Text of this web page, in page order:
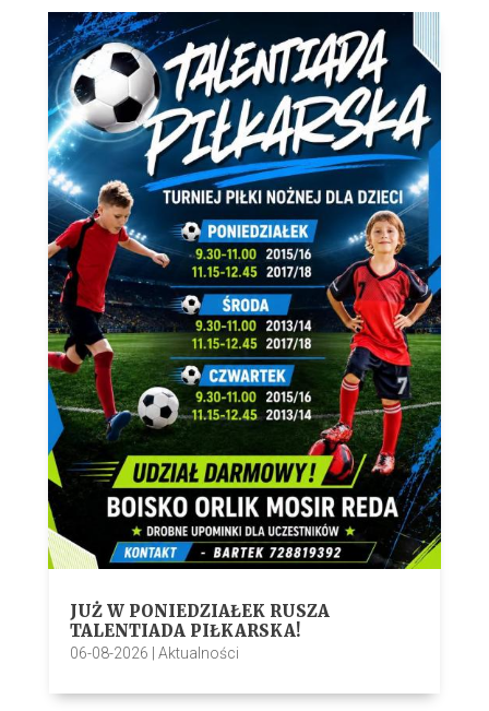
JUŻ W PONIEDZIAŁEK RUSZA
TALENTIADA PIŁKARSKA!
06-08-2026 Aktualności